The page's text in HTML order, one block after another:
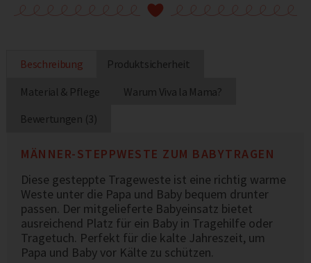
Beschreibung
Produktsicherheit
Material & Pflege
Warum Viva la Mama?
Bewertungen (3)
MÄNNER-STEPPWESTE ZUM BABYTRAGEN
Diese gesteppte Trageweste ist eine richtig warme
Weste unter die Papa und Baby bequem drunter
passen. Der mitgelieferte Babyeinsatz bietet
ausreichend Platz für ein Baby in Tragehilfe oder
Tragetuch. Perfekt für die kalte Jahreszeit, um
Papa und Baby vor Kälte zu schützen.